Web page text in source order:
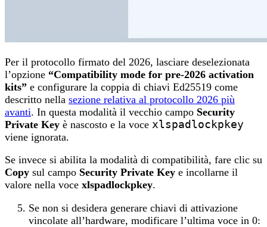
Per il protocollo firmato del 2026, lasciare deselezionata
l’opzione “Compatibility mode for pre-2026 activation
kits” e configurare la coppia di chiavi Ed25519 come
descritto nella sezione relativa al protocollo 2026 più
avanti. In questa modalità il vecchio campo Security
Private Key è nascosto e la voce xlspadlockpkey
viene ignorata.
Se invece si abilita la modalità di compatibilità, fare clic su
Copy sul campo Security Private Key e incollarne il
valore nella voce xlspadlockpkey.
Se non si desidera generare chiavi di attivazione
vincolate all’hardware, modificare l’ultima voce in 0: